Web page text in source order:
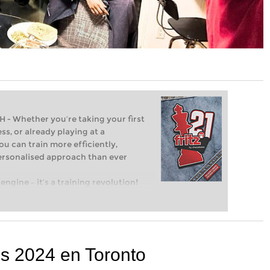
- Whether you’re taking your first
or already playing at a
can train more efficiently,
approach than ever
– it’s a training revolution!
with a more personalised
2024 en Toronto